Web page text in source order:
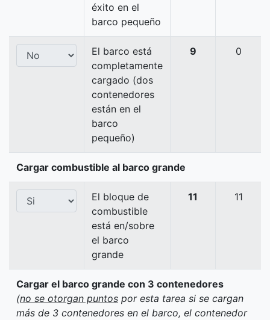
éxito en el
barco pequeño
El barco está
completamente
cargado (dos
contenedores
están en el
barco
pequeño)
9 0
Cargar combustible al barco grande
El bloque de
combustible
está en/sobre
el barco
grande
11 11
Cargar el barco grande con 3 contenedores
(no se otorgan puntos por esta tarea si se cargan
más de 3 contenedores en el barco, el contenedor